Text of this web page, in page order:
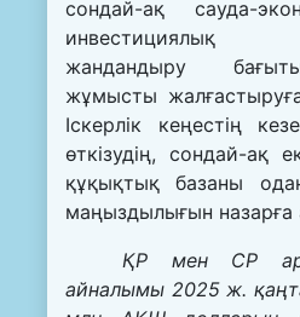
сондай-ақ сауда-
инвестициялық
жандандыру
жұмысты
Іскерлік кеңестің
өткізудің, сондай-ақ
құқықтық базаны
маңыздылығын назарға
ҚР мен СР
айналымы 2025 ж.